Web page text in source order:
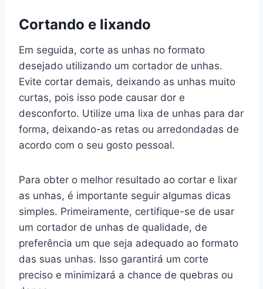
Cortando e lixando
Em seguida, corte as unhas no formato
desejado utilizando um cortador de unhas.
Evite cortar demais, deixando as unhas muito
curtas, pois isso pode causar dor e
desconforto. Utilize uma lixa de unhas para dar
forma, deixando-as retas ou arredondadas de
acordo com o seu gosto pessoal.
Para obter o melhor resultado ao cortar e lixar
as unhas, é importante seguir algumas dicas
simples. Primeiramente, certifique-se de usar
um cortador de unhas de qualidade, de
preferência um que seja adequado ao formato
das suas unhas. Isso garantirá um corte
preciso e minimizará a chance de quebras ou